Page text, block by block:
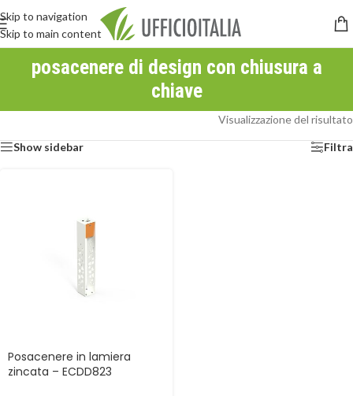
Skip to navigation
Skip to main content
posacenere di design con chiusura a
chiave
Visualizzazione del risultato
Show sidebar Filtra
Posacenere in lamiera
zincata – ECDD823